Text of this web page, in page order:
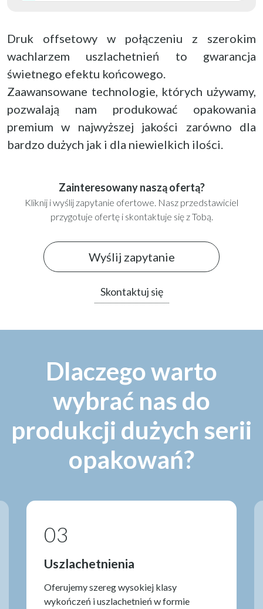
Druk offsetowy w połączeniu z szerokim
wachlarzem uszlachetnień to gwarancja
świetnego efektu końcowego.
Zaawansowane technologie, których używamy,
pozwalają nam produkować opakowania
premium w najwyższej jakości zarówno dla
bardzo dużych jak i dla niewielkich ilości.
Zainteresowany naszą ofertą?
Kliknij i wyślij zapytanie ofertowe. Nasz przedstawiciel
przygotuje ofertę i skontaktuje się z Tobą.
Wyślij zapytanie
Skontaktuj się
Dlaczego warto
wybrać nas do
produkcji dużych serii
opakowań?
03
Uszlachetnienia
Oferujemy szereg wysokiej klasy
wykończeń i uszlachetnień w formie